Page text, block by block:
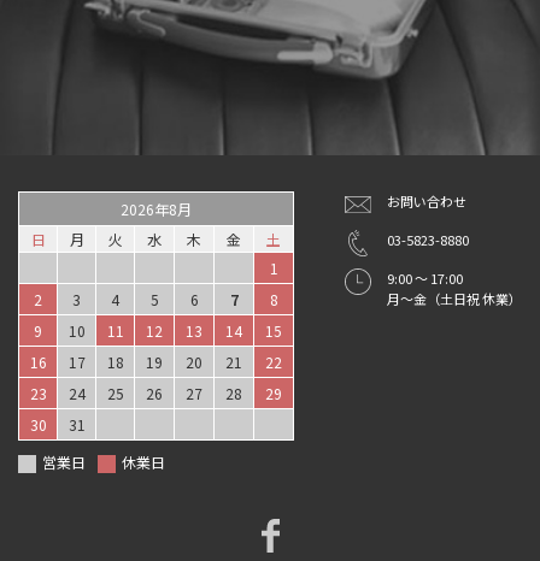
2026年8月
日
月 火 水 木 金
土
1
2
3 4 5 6 7
8
9
10 11 12 13 14
15
16
17 18 19 20 21
22
23
24 25 26 27 28
29
30
31
営業日
休業日
お問い合わせ
03-5823-8880
9:00 ～ 17:00
月～金（土日祝 休業）